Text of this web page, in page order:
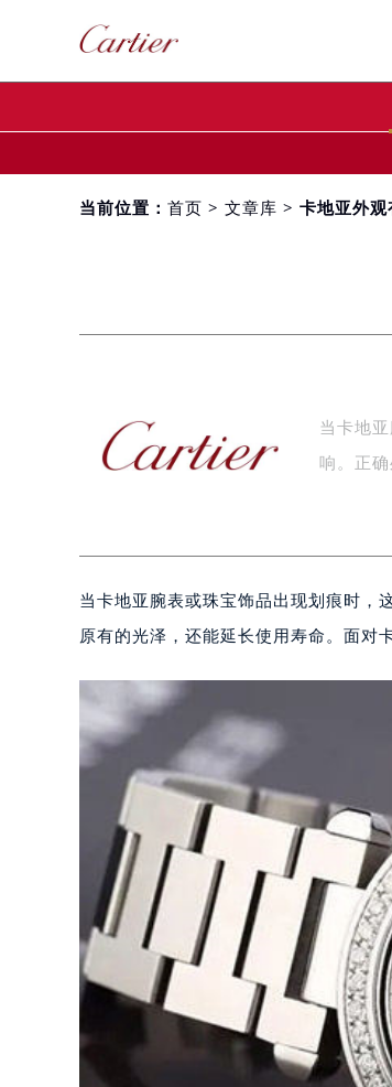
当前位置： 首页 > 文章库 > 卡地亚外观
当卡地
响。正
当卡地亚腕表或珠宝饰品出现划痕时，
原有的光泽，还能延长使用寿命。面对